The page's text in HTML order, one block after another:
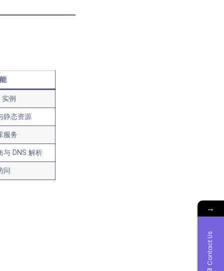
例
静态资源
服务
与 DNS 解析
问
→
Contact Us